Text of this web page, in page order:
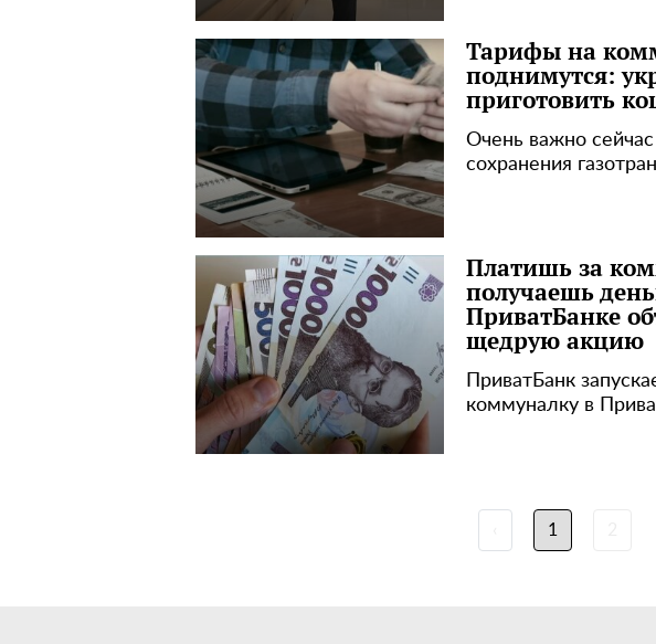
Тарифы на
поднимутся:
приготовить
Очень важно
сохранения
Платишь за
получаешь
ПриватБанке
щедрую акцию
ПриватБанк
коммуналку в
1